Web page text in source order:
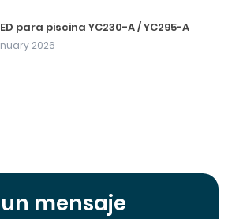
para piscina YC230-A / YC295-A
2026
mensaje